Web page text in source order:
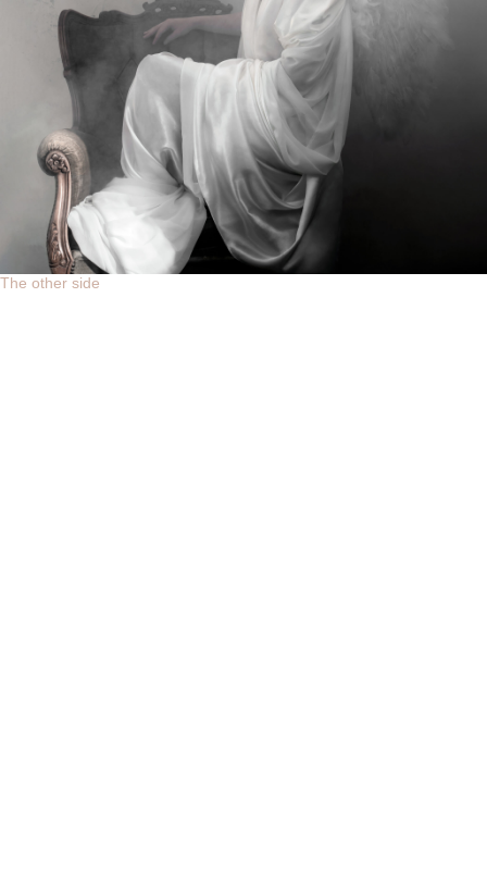
The other side